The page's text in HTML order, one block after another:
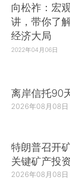
向松祚：宏
讲，带你了
经济大局
2022年04月06日
离岸信托90
2026年08月08日
特朗普召开
关键矿产投
2026年08月08日